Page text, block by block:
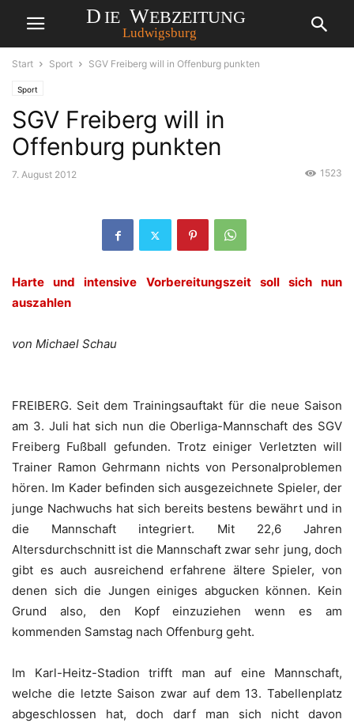
Start Sport SGV Freiberg will in Offenburg punkten
Sport
SGV Freiberg will in
Offenburg punkten
7. August 2012 1523
Harte und intensive Vorbereitungszeit soll sich nun
auszahlen
von Michael Schau
FREIBERG. Seit dem Trainingsauftakt für die neue Saison
am 3. Juli hat sich nun die Oberliga-Mannschaft des SGV
Freiberg Fußball gefunden. Trotz einiger Verletzten will
Trainer Ramon Gehrmann nichts von Personalproblemen
hören. Im Kader befinden sich ausgezeichnete Spieler, der
junge Nachwuchs hat sich bereits bestens bewährt und in
die Mannschaft integriert. Mit 22,6 Jahren
Altersdurchschnitt ist die Mannschaft zwar sehr jung, doch
gibt es auch ausreichend erfahrene ältere Spieler, von
denen sich die Jungen einiges abgucken können. Kein
Grund also, den Kopf einzuziehen wenn es am
kommenden Samstag nach Offenburg geht.
Im Karl-Heitz-Stadion trifft man auf eine Mannschaft,
welche die letzte Saison zwar auf dem 13. Tabellenplatz
abgeschlossen hat, doch darf man sich nicht davon